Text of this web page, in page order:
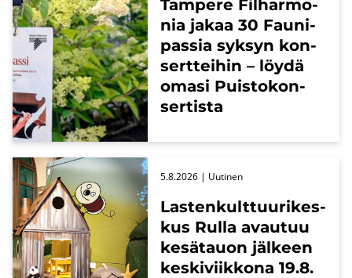
Tam­pe­re Fil­har­mo­
nia jakaa 30 Fau­ni­
pas­sia syk­syn kon­
sert­tei­hin – löydä
omasi Puis­to­kon­
ser­tis­ta
Las­ten­kult­tuu­ri­kes­
kus Rulla avau­tuu
ke­sä­tauon jäl­keen
kes­ki­viik­ko­na 19.8.
5.8.2026 | Uu­ti­nen